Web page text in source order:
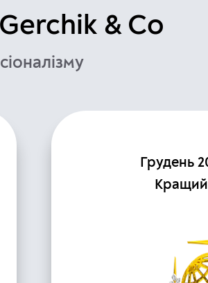
Gerchik & Co
Грудень